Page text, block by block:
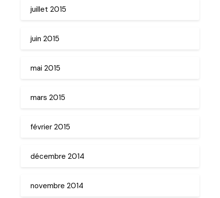
juillet 2015
juin 2015
mai 2015
mars 2015
février 2015
décembre 2014
novembre 2014